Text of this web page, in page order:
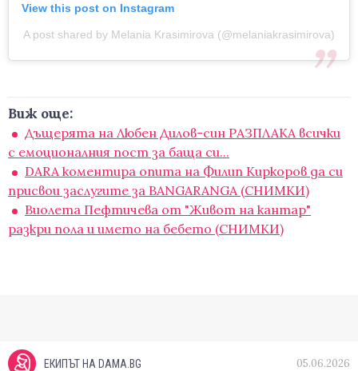
View this post on Instagram
A post shared by Melania Krasimirova (@melaniakrasimirova)
Виж още:
Дъщерята на Любен Дилов-син РАЗПЛАКА всички
с емоционалния пост за баща си...
DARA коментира опита на Филип Киркоров да си
присвои заслугите за BANGARANGA (СНИМКИ)
Виолета Пефтичева от "Живот на кантар"
разкри пола и името на бебето (СНИМКИ)
ЕКИПЪТ НА DAMA.BG 05.06.2026